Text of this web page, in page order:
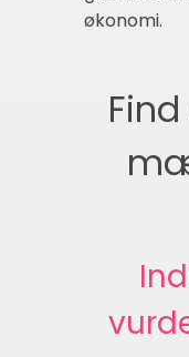
økonomi.